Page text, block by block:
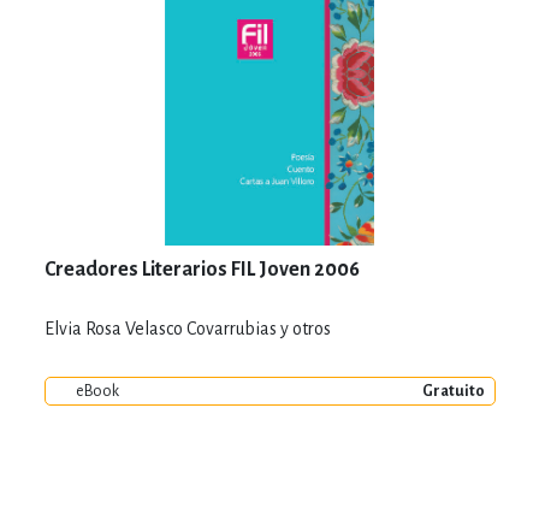
Creadores Literarios FIL Joven 2006
Elvia Rosa Velasco Covarrubias y otros
eBook Gratuito